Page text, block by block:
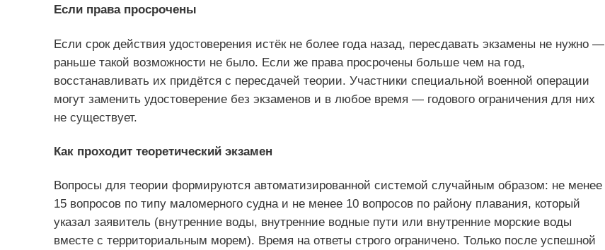
Если права просрочены
Если срок действия удостоверения истёк не более года назад, пересдавать экзамены не нужно —
раньше такой возможности не было. Если же права просрочены больше чем на год,
восстанавливать их придётся с пересдачей теории. Участники специальной военной операции
могут заменить удостоверение без экзаменов и в любое время — годового ограничения для них
не существует.
Как проходит теоретический экзамен
Вопросы для теории формируются автоматизированной системой случайным образом: не менее
15 вопросов по типу маломерного судна и не менее 10 вопросов по району плавания, который
указал заявитель (внутренние воды, внутренние водные пути или внутренние морские воды
вместе с территориальным морем). Время на ответы строго ограничено. Только после успешной